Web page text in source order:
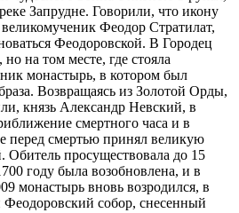
Запрудне. Говорили, что икону
Феодор Стратилат,
Феодоровской. В Городец
на том месте, где стояла
монастырь, в котором был
Возвращаясь из Золотой Орды,
князь Александр Невский, в
смертного часа и в
перед смертью принял великую
просуществовала до 15
году была возобновлена, и в
монастырь вновь возродился, в
Феодоровский собор, снесенный